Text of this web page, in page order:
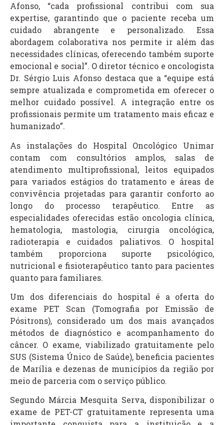
Afonso, “cada profissional contribui com sua
expertise, garantindo que o paciente receba um
cuidado abrangente e personalizado. Essa
abordagem colaborativa nos permite ir além das
necessidades clínicas, oferecendo também suporte
emocional e social”. O diretor técnico e oncologista
Dr. Sérgio Luis Afonso destaca que a “equipe está
sempre atualizada e comprometida em oferecer o
melhor cuidado possível. A integração entre os
profissionais permite um tratamento mais eficaz e
humanizado”.
As instalações do Hospital Oncológico Unimar
contam com consultórios amplos, salas de
atendimento multiprofissional, leitos equipados
para variados estágios do tratamento e áreas de
convivência projetadas para garantir conforto ao
longo do processo terapêutico. Entre as
especialidades oferecidas estão oncologia clínica,
hematologia, mastologia, cirurgia oncológica,
radioterapia e cuidados paliativos. O hospital
também proporciona suporte psicológico,
nutricional e fisioterapêutico tanto para pacientes
quanto para familiares.
Um dos diferenciais do hospital é a oferta do
exame PET Scan (Tomografia por Emissão de
Pósitrons), considerado um dos mais avançados
métodos de diagnóstico e acompanhamento do
câncer. O exame, viabilizado gratuitamente pelo
SUS (Sistema Único de Saúde), beneficia pacientes
de Marília e dezenas de municípios da região por
meio de parceria com o serviço público.
Segundo Márcia Mesquita Serva, disponibilizar o
exame de PET-CT gratuitamente representa uma